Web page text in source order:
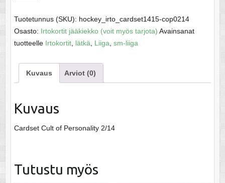
15
määrä
Tuotetunnus (SKU): hockey_irto_cardset1415-cop0214
Osasto: Irtokortit jääkiekko (voit myös tarjota) Avainsanat
tuotteelle Irtokortit, lätkä Liiga sm-liiga
Kuvaus Arviot (0)
Kuvaus
Cardset Cult of Personality 2/14
Tutustu myös